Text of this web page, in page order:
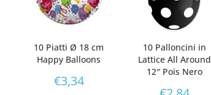
10 Piatti Ø 18 cm
Happy Balloons
€3,34
10 Palloncini in
Lattice All Around
12″ Pois Nero